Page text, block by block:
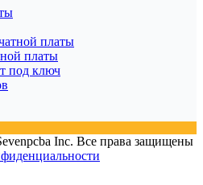
платы
платы
под ключ
Inc. Все права защищены